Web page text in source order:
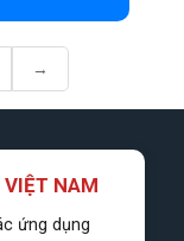
→
NAM
ứng dụng